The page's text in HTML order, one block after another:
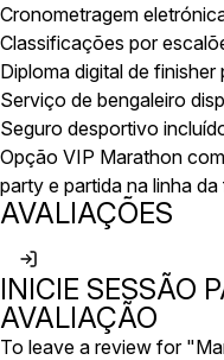
Cronometragem
Classificações por
Diploma digital de
Serviço de bengaleiro
Seguro desportivo
Opção VIP Marathon
party e partida na linha
AVALIAÇÕES
INICIE SESSÃO
AVALIAÇÃO
To leave a review for